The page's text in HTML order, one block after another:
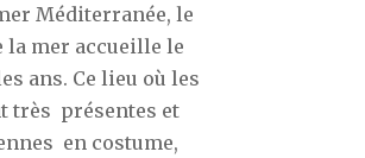
Méditerranée, le
la mer accueille le
ans. Ce lieu où les
très présentes et
en costume,